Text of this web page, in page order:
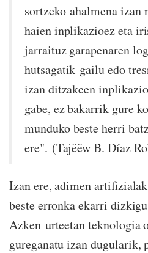
sortzeko ahalmena izan
haien inplikazioez eta
jarraituz garapenaren
hutsagatik gailu edo
izan ditzakeen
gabe, ez bakarrik gure
munduko beste herri
ere". (Tajëëw B. Díaz
Izan ere, adimen
beste erronka ekarri
Azken urteetan teknologia
gureganatu izan dugularik,